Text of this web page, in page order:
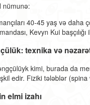
nümunə:
40-45 yaş və daha
Kevyn Kui başçılığı
texnika və
kimi, burada da
edir. Fiziki tələblər (spina
elmi izahı